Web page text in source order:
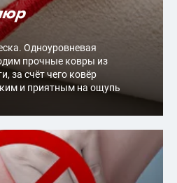
Одноуровневая
прочные ковры из
за счёт чего ковёр
и приятным на ощупь